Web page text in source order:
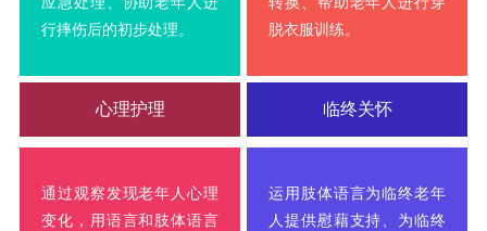
行摔伤后的初步处理。
脱衣服训练。
心理护理
通过观察发现老年人心理
变化，用语言和肢体语言
临终关怀
运用肢体语言为临终老年
人提供慰藉支持、为临终